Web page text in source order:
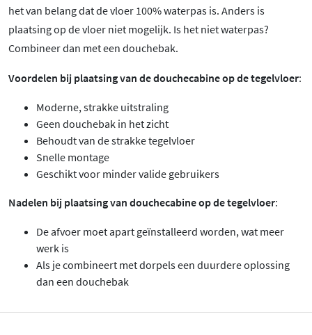
het van belang dat de vloer 100% waterpas is. Anders is
plaatsing op de vloer niet mogelijk. Is het niet waterpas?
Combineer dan met een douchebak.
Voordelen bij plaatsing van de douchecabine op de tegelvloer:
Moderne, strakke uitstraling
Geen douchebak in het zicht
Behoudt van de strakke tegelvloer
Snelle montage
Geschikt voor minder valide gebruikers
Nadelen bij plaatsing van douchecabine op de tegelvloer:
De afvoer moet apart geïnstalleerd worden, wat meer
werk is
Als je combineert met dorpels een duurdere oplossing
dan een douchebak